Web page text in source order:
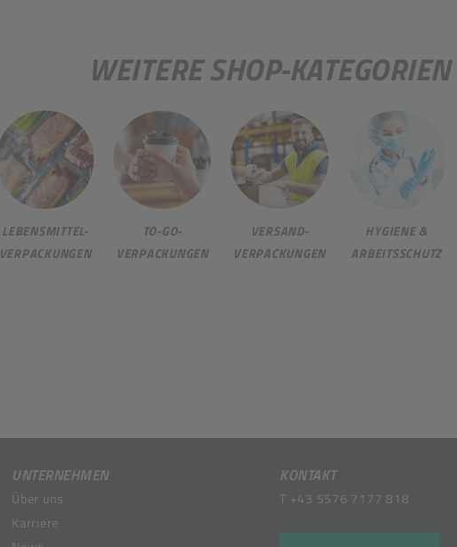
WEITERE SHOP-KATEGORIEN
LEBENSMITTEL-
VERPACKUNGEN
TO-GO-
VERPACKUNGEN
VERSAND-
VERPACKUNGEN
HYGIENE &
ARBEITSSCHUTZ
UNTERNEHMEN
Über uns
Karriere
KONTAKT
T +43 5576 7177 818